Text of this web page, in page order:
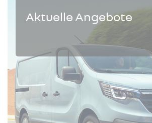
Aktuelle Angebote